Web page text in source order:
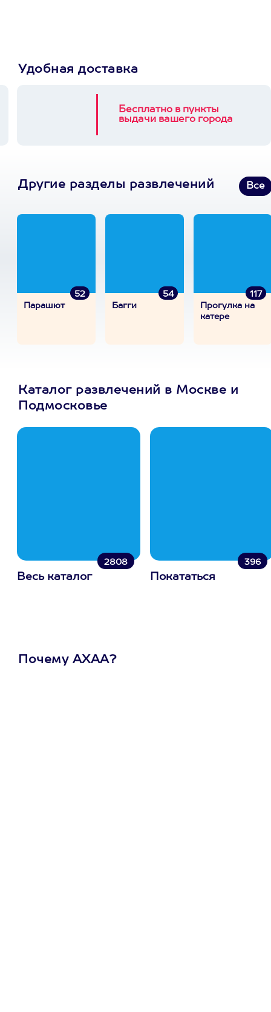
Удобная доставка
Бесплатно в пункты
выдачи вашего города
Другие разделы развлечений Все
52
Парашют
54
Багги
117
Прогулка на
катере
Каталог развлечений в Москве и
Подмосковье
2808
Весь каталог
396
Покататься
Почему АХАА?